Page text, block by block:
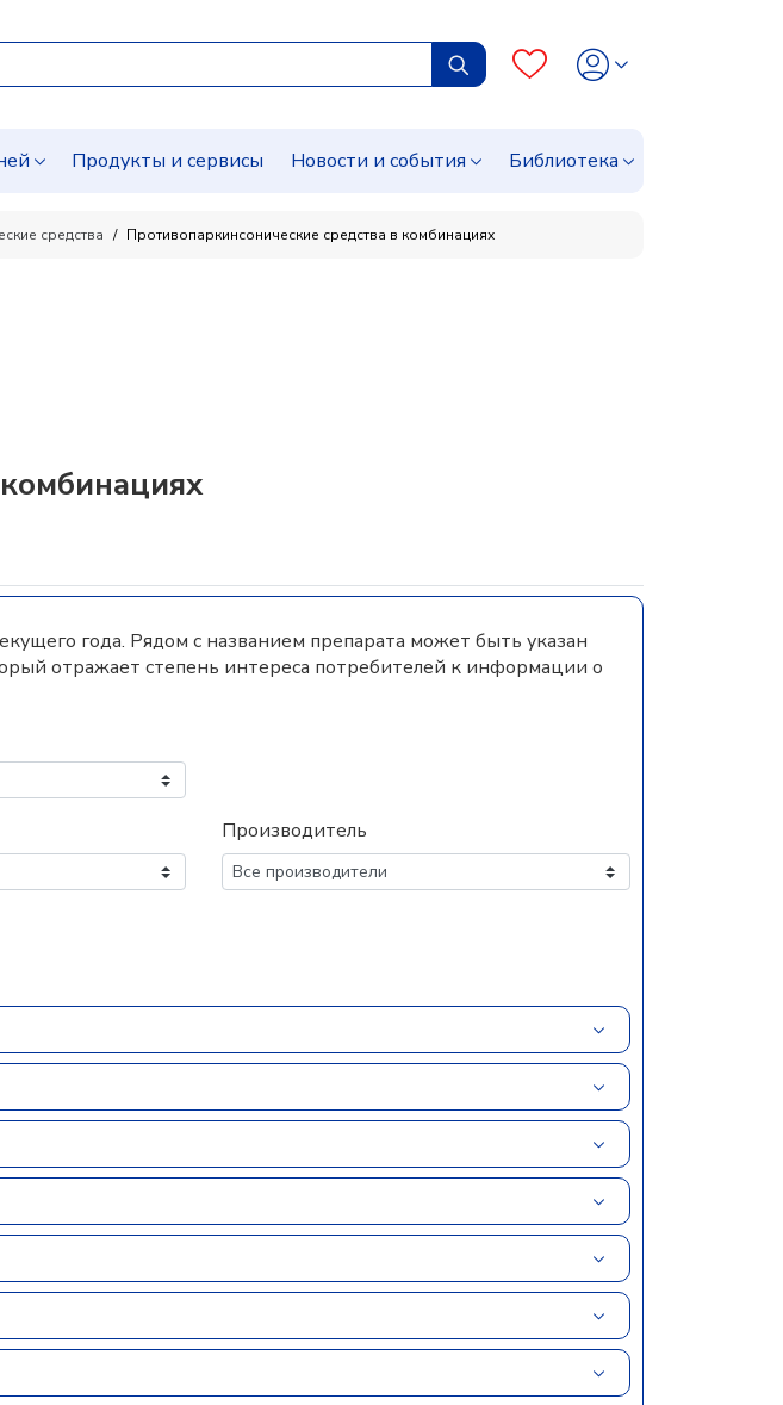
Продукты и сервисы Новости и события Библиотека
средства Противопаркинсонические средства в комбинациях
года. Рядом с названием препарата может быть указан
отражает степень интереса потребителей к информации о
Производитель